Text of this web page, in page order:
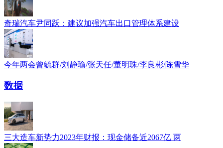
奇瑞汽车尹同跃：建议加强汽车出口管理体系建设
今年两会曾毓群/刘静瑜/张天任/董明珠/李良彬/陈雪华
数据
三大造车新势力2023年财报：现金储备近2067亿 两